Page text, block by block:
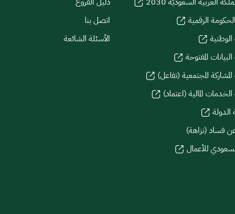
الرقمية
الوطنية
المفتوحة
المجتمعية (تفاعل)
المالية (اعتماد)
الدولة
فساد (نزاهة)
السعودي للأعمال
اتصل بنا
الأسئلة الشائعة